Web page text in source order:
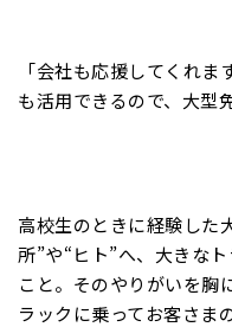
「会社も応援してくれ
も活用できるので、大型
高校生のときに経験した
所”や“ヒト”へ、大きな
こと。そのやりがいを胸
ラックに乗ってお客さま